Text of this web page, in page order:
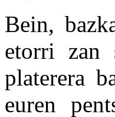
Bein,
etorri zan
platerera
euren